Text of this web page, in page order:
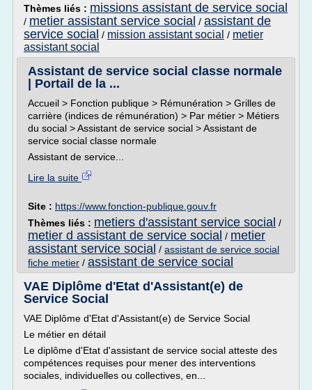
Thèmes liés : missions assistant de service social
/ metier assistant service social / assistant de
service social / mission assistant social / metier
assistant social
Assistant de service social classe normale
| Portail de la ...
Accueil > Fonction publique > Rémunération > Grilles de
carrière (indices de rémunération) > Par métier > Métiers
du social > Assistant de service social > Assistant de
service social classe normale
Assistant de service...
Lire la suite
Site : https://www.fonction-publique.gouv.fr
Thèmes liés : metiers d'assistant service social /
metier d assistant de service social / metier
assistant service social / assistant de service social
fiche metier / assistant de service social
VAE Diplôme d'Etat d'Assistant(e) de
Service Social
VAE Diplôme d'Etat d'Assistant(e) de Service Social
Le métier en détail
Le diplôme d'Etat d'assistant de service social atteste des
compétences requises pour mener des interventions
sociales, individuelles ou collectives, en...